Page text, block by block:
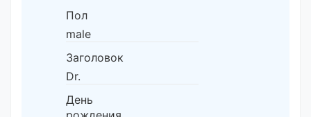
Пол
male
Заголовок
Dr.
День